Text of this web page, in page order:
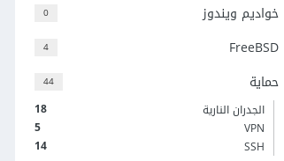
0 خواديم ويندوز
4 FreeBSD
44 حماية
18
الجدران النارية
5
VPN
14
SSH